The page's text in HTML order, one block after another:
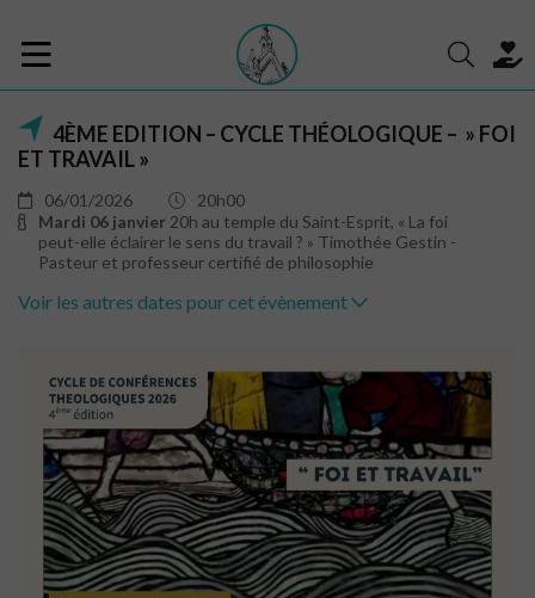
4ÈME EDITION – CYCLE THÉOLOGIQUE – » FOI
ET TRAVAIL »
06/01/2026
20h00
Mardi 06 janvier 20h au temple du Saint-Esprit, « La foi
peut-elle éclairer le sens du travail ? » Timothée Gestin -
Pasteur et professeur certifié de philosophie
Voir les autres dates pour cet évènement